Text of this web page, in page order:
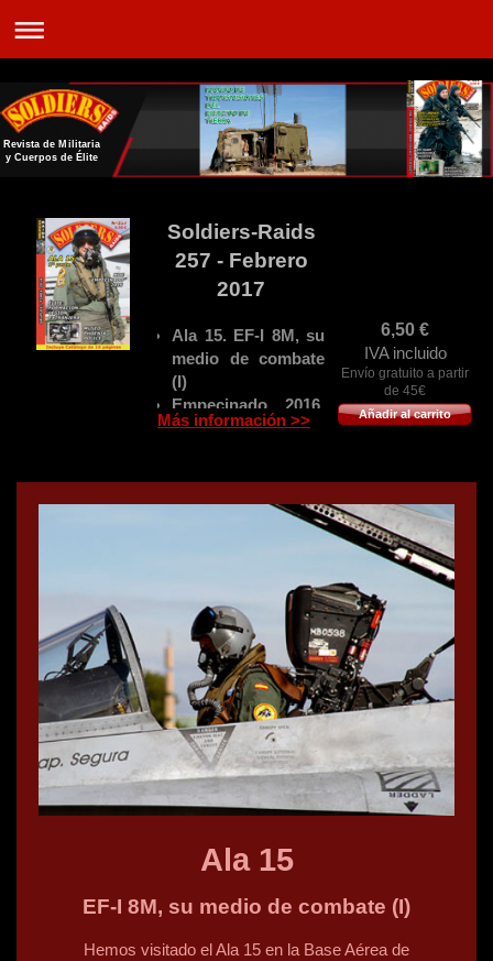
Revista de Militaria
y Cuerpos de Élite
6,50 €
IVA incluido
Envío gratuito a partir
de 45€
Añadir al carrito
Soldiers-Raids
257 - Febrero
2017
Ala 15. EF-I 8M, su
medio de combate
(I)
Empecinado 2016.
El MOE ejercita sus
élite: Légion
Nacional Argentina
GRUFLEX / FIMEX.
El TEAR en su más
importante ejercicio
de 2016
Phoenix Police
Museum
Más información >>
Ala 15
EF-I 8M, su medio de combate (I)
Hemos visitado el Ala 15 en la Base Aérea de